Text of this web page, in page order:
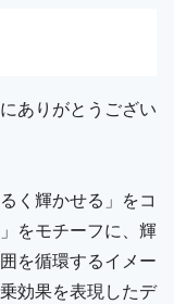
ありがとうござい
く輝かせる」をコ
をモチーフに、輝
を循環するイメー
効果を表現したデ